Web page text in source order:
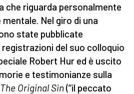
che riguarda personalmente
Nel giro di una
state pubblicate
registrazioni del suo colloquio
Robert Hur ed è uscito
e testimonianze sulla
The Original Sin (“il peccato